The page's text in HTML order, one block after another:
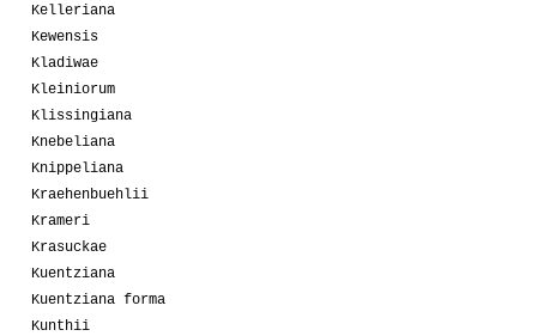
Kelleriana
Kewensis
Kladiwae
Kleiniorum
Klissingiana
Knebeliana
Knippeliana
Kraehenbuehlii
Krameri
Krasuckae
Kuentziana
Kuentziana forma
Kunthii